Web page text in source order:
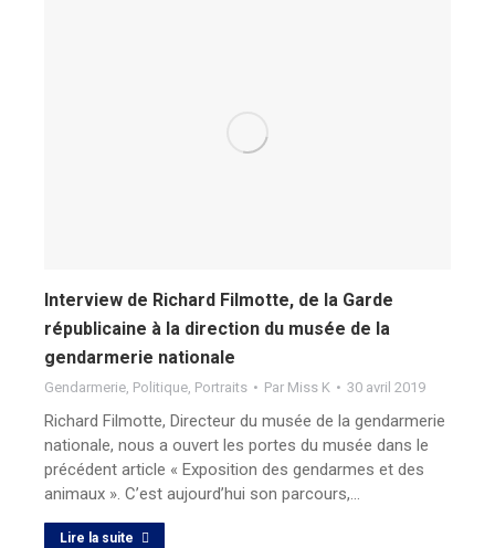
Interview de Richard Filmotte, de la Garde
républicaine à la direction du musée de la
gendarmerie nationale
Gendarmerie, Politique, Portraits Par Miss K 30 avril 2019
Richard Filmotte, Directeur du musée de la gendarmerie
nationale, nous a ouvert les portes du musée dans le
précédent article « Exposition des gendarmes et des
animaux ». C’est aujourd’hui son parcours,…
Lire la suite